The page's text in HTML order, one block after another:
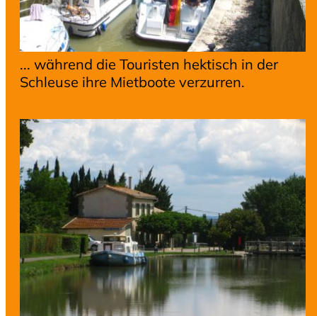
... während die Touristen hektisch in der
Schleuse ihre Mietboote verzurren.